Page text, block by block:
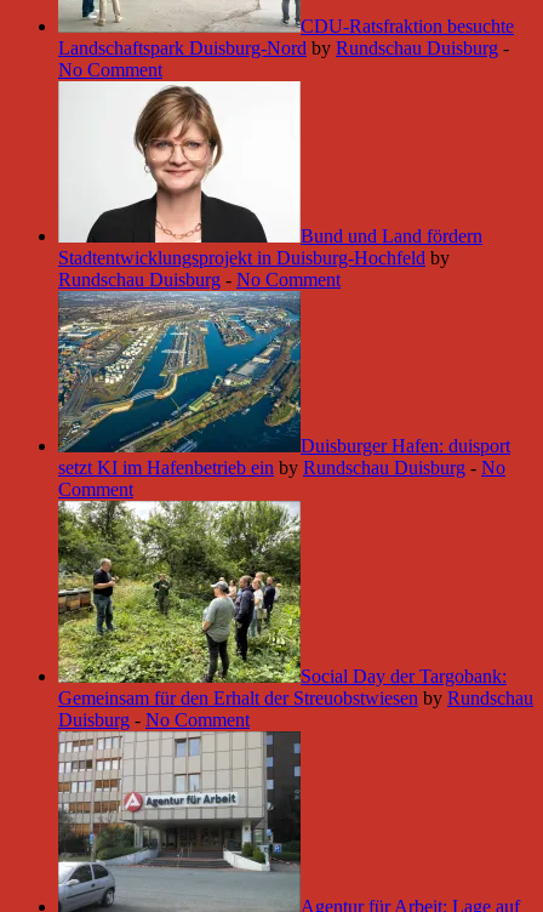
CDU-Ratsfraktion besuchte
Landschaftspark Duisburg-Nord by Rundschau Duisburg -
No Comment
Bund und Land fördern
Stadtentwicklungsprojekt in Duisburg-Hochfeld by
Rundschau Duisburg - No Comment
Duisburger Hafen: duisport
setzt KI im Hafenbetrieb ein by Rundschau Duisburg - No
Comment
Social Day der Targobank:
Gemeinsam für den Erhalt der Streuobstwiesen by Rundschau
Duisburg - No Comment
Agentur für Arbeit: Lage auf